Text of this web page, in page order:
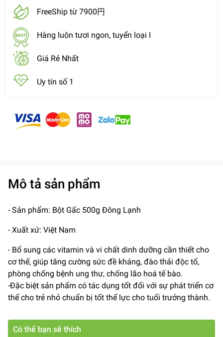
FreeShip từ 7900円
Hàng luôn tươi ngon, tuyển loại I
Giá Rẻ Nhất
Uy tín số 1
Mô tả sản phẩm
- Sản phẩm: Bột Gấc 500g Đông Lạnh
- Xuất xứ: Việt Nam
- Bổ sung các vitamin và vi chất dinh dưỡng cần thiết cho
cơ thế, giúp tăng cường sức đề kháng, đào thải độc tố,
phòng chống bệnh ung thư, chống lão hoá tế bào.
-Đặc biệt sản phẩm có tác dụng tốt đối với sự phát triển cơ
thể cho trẻ nhỏ chuẩn bị tốt thể lực cho tuổi trưởng thành.
Có thể bạn sẽ thích